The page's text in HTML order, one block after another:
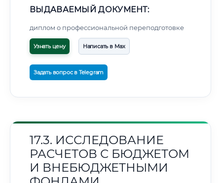
ВЫДАВАЕМЫЙ ДОКУМЕНТ:
диплом о профессиональной переподготовке
Узнать цену Написать в Max
Задать вопрос в Telegram
17.3. ИССЛЕДОВАНИЕ
РАСЧЕТОВ С БЮДЖЕТОМ
И ВНЕБЮДЖЕТНЫМИ